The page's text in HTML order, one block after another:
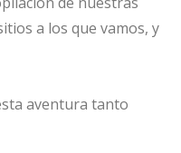
a los que vamos, y
aventura tanto